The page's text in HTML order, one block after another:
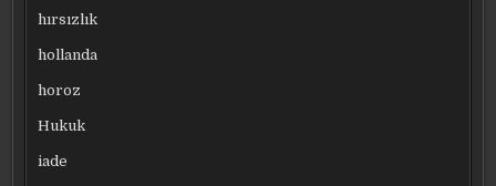
hırsızlık
hollanda
horoz
Hukuk
iade